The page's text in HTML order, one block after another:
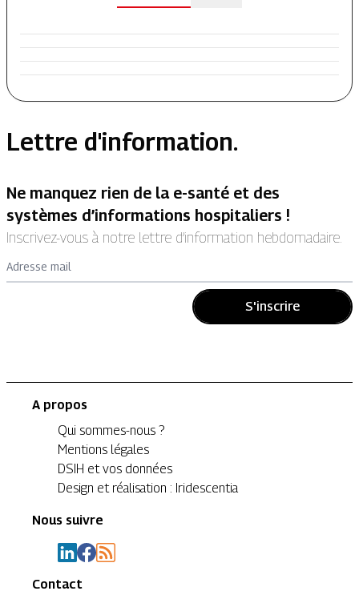
Lettre d'information.
Ne manquez rien de la e-santé et des
systèmes d’informations hospitaliers !
Inscrivez-vous à notre lettre d’information hebdomadaire.
Adresse mail
S'inscrire
A propos
Qui sommes-nous ?
Mentions légales
DSIH et vos données
Design et réalisation : Iridescentia
Nous suivre
Contact